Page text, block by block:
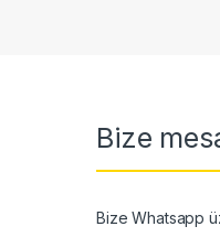
Bize
Bize Whatsapp